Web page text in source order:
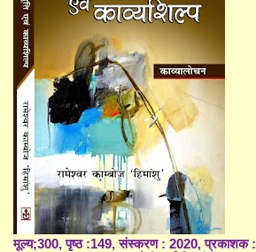
मूल्य;300, पृष्ठ :149, संस्करण : 2020, प्रकाशक :